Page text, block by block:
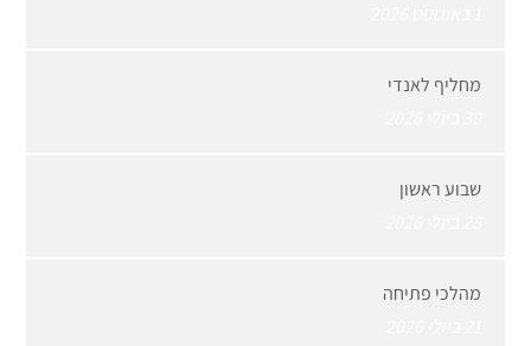
מחליף לאנדי
שבוע ראשון
מהלכי פתיחה